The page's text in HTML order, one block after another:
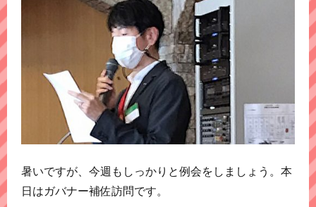
暑いですが、今週もしっかりと例会をしましょう。本
日はガバナー補佐訪問です。